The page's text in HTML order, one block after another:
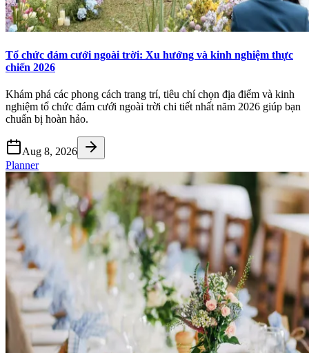
Tổ chức đám cưới ngoài trời: Xu hướng và kinh nghiệm thực
chiến 2026
Khám phá các phong cách trang trí, tiêu chí chọn địa điểm và kinh
nghiệm tổ chức đám cưới ngoài trời chi tiết nhất năm 2026 giúp bạn
chuẩn bị hoàn hảo.
Aug 8, 2026
Planner